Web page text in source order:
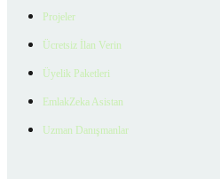
Projeler
Ücretsiz İlan Verin
Üyelik Paketleri
EmlakZeka Asistan
Uzman Danışmanlar